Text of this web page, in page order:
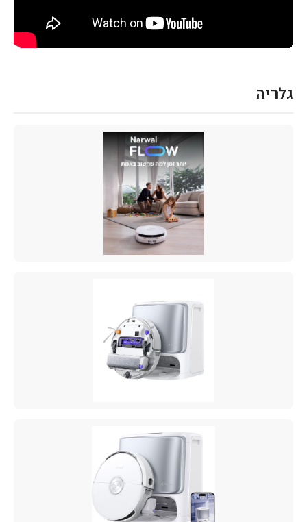
גלריה